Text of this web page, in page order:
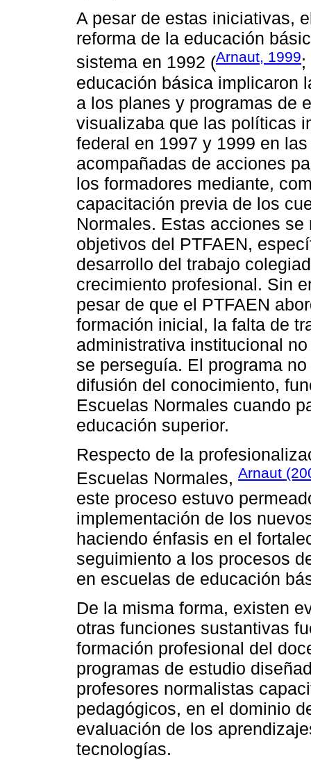
A pesar de estas iniciativas,
reforma de la educación
sistema en 1992 (Arnaut, 1999;
educación básica implicaron
a los planes y programas de
visualizaba que las políticas
federal en 1997 y 1999 en
acompañadas de acciones
los formadores mediante,
capacitación previa de los
Normales. Estas acciones
objetivos del PTFAEN,
desarrollo del trabajo
crecimiento profesional. Sin
pesar de que el PTFAEN
formación inicial, la falta de
administrativa institucional
se perseguía. El programa
difusión del conocimiento,
Escuelas Normales cuando
educación superior.
Respecto de la
Escuelas Normales, Arnaut
este proceso estuvo
implementación de los
haciendo énfasis en el
seguimiento a los procesos
en escuelas de educación
De la misma forma, existen
otras funciones sustantivas
formación profesional del
programas de estudio
profesores normalistas
pedagógicos, en el dominio
evaluación de los
tecnologías.